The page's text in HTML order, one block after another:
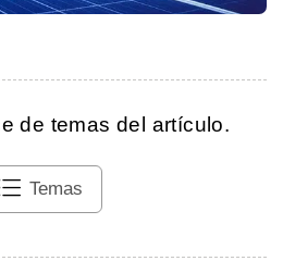
de temas del artículo.
Temas